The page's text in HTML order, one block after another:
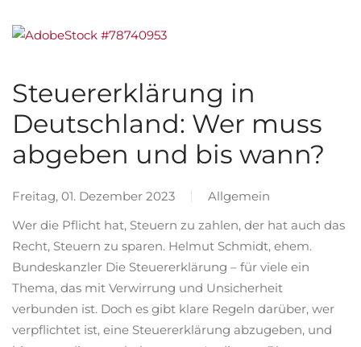
Steuererklärung in
Deutschland: Wer muss
abgeben und bis wann?
Freitag, 01. Dezember 2023
Allgemein
Wer die Pflicht hat, Steuern zu zahlen, der hat auch das
Recht, Steuern zu sparen. Helmut Schmidt, ehem.
Bundeskanzler Die Steuererklärung – für viele ein
Thema, das mit Verwirrung und Unsicherheit
verbunden ist. Doch es gibt klare Regeln darüber, wer
verpflichtet ist, eine Steuererklärung abzugeben, und